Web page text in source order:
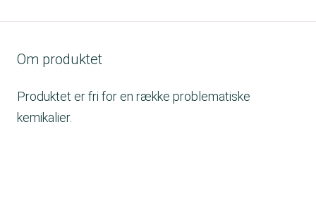
Om produktet
Produktet er fri for en række problematiske
kemikalier.